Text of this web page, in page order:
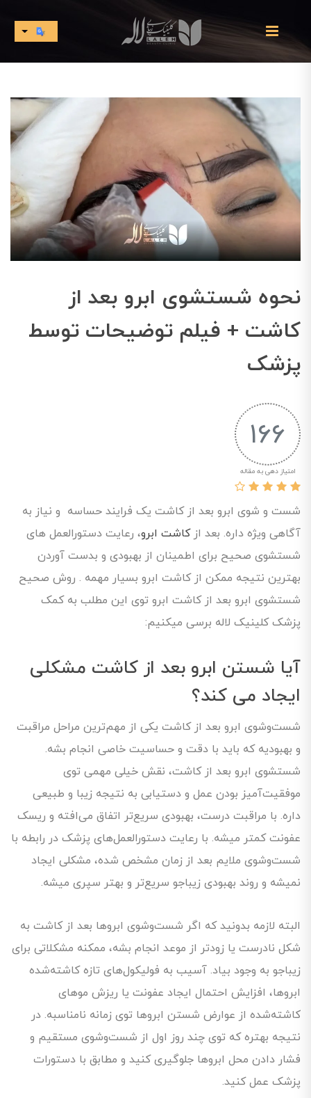
نحوه شستشوی ابرو بعد از
کاشت + فیلم توضیحات توسط
پزشک
166
امتیاز دهی به مقاله
شست و شوی ابرو بعد از کاشت یک فرایند حساسه و نیاز به
آگاهی ویژه داره. بعد ازکاشت ابرو، رعایت دستورالعمل های
شستشوی صحیح برای اطمینان از بهبودی و بدست آوردن
بهترین نتیجه ممکن از کاشت ابرو بسیار مهمه . روش صحیح
شستشوی ابرو بعد از کاشت ابرو توی این مطلب به کمک
پزشک کلینیک لاله برسی میکنیم:
آیا شستن ابرو بعد از کاشت مشکلی
ایجاد می کند؟
شست‌وشوی ابرو بعد از کاشت یکی از مهم‌ترین مراحل مراقبت
و بهبودیه که باید با دقت و حساسیت خاصی انجام بشه.
شستشوی ابرو بعد از کاشت، نقش خیلی مهمی توی
موفقیت‌آمیز بودن عمل و دستیابی به نتیجه زیبا و طبیعی
داره. با مراقبت درست، بهبودی سریع‌تر اتفاق می‌افته و ریسک
عفونت کمتر میشه. با رعایت دستورالعمل‌های پزشک در رابطه با
شست‌وشوی ملایم بعد از زمان مشخص شده، مشکلی ایجاد
نمیشه و روند بهبودی زیباجو سریع‌تر و بهتر سپری میشه.
البته لازمه بدونید که اگر شست‌‌وشوی ابروها بعد از کاشت به‌
شکل نادرست یا زودتر از موعد انجام بشه، ممکنه مشکلاتی برای
زیباجو به وجود بیاد. آسیب به فولیکول‌های تازه کاشته‌شده
ابروها، افزایش احتمال ایجاد عفونت یا ریزش موهای
کاشته‌شده از عوارض شستن ابروها توی زمانه نامناسبه. در
نتیجه بهتره که توی چند روز اول از شست‌وشوی مستقیم و
فشار دادن محل ابروها جلوگیری کنید و مطابق با دستورات
پزشک عمل کنید.